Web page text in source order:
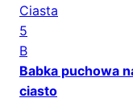
Ciasta
5
B
Babka puchowa
ciasto